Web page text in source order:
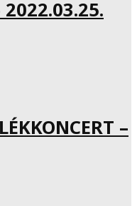
2022.03.25.
–